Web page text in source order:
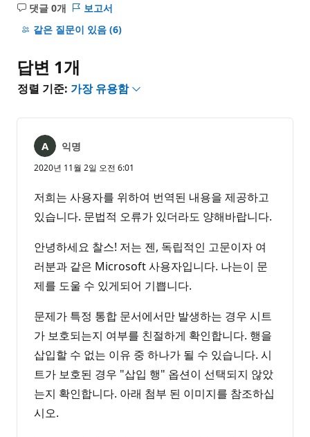
댓글 0개
설
명
음
보고서
같은 질문이 있음 (6)
답변 1개
정렬 기준: 가장 유용함
익명
2020년 11월 2일 오전 6:01
저희는 사용자를 위하여 번역된 내용을 제공하고
있습니다. 문법적 오류가 있더라도 양해바랍니다.
안녕하세요 찰스! 저는 젠, 독립적인 고문이자 여
러분과 같은 Microsoft 사용자입니다. 나는이 문
제를 도울 수 있게되어 기쁩니다.
문제가 특정 통합 문서에서만 발생하는 경우 시트
가 보호되는지 여부를 친절하게 확인합니다. 행을
삽입할 수 없는 이유 중 하나가 될 수 있습니다. 시
트가 보호된 경우 "삽입 행" 옵션이 선택되지 않았
는지 확인합니다. 아래 첨부 된 이미지를 참조하십
시오.